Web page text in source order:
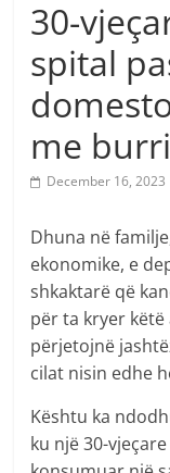
30-
spital
me
December 16, 2023
Dhuna në
ekonomike, e
shkaktarë që
për ta kryer këtë
përjetojnë
cilat nisin edhe
Kështu ka
ku një 30-